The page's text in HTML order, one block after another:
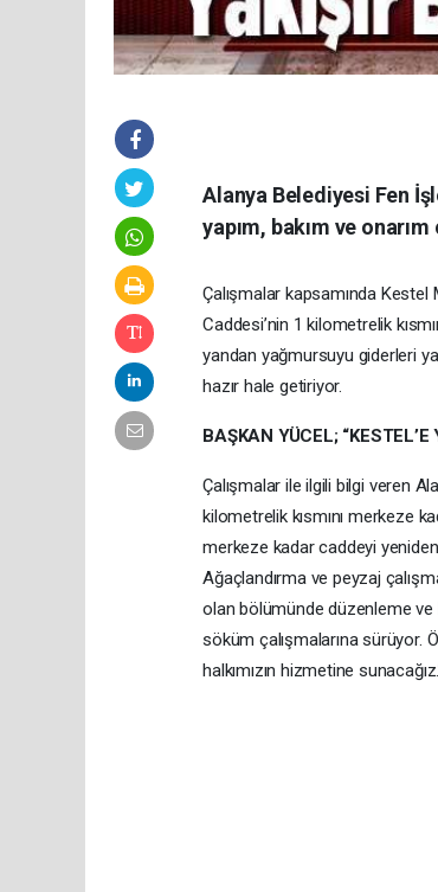
Alanya Belediyesi Fen
yapım, bakım ve
Çalışmalar kapsamında Kestel
Caddesi’nin 1 kilometrelik
yandan yağmursuyu giderleri
hazır hale getiriyor.
BAŞKAN YÜCEL;
Çalışmalar ile ilgili bilgi veren
kilometrelik kısmını merkeze
merkeze kadar caddeyi
Ağaçlandırma ve peyzaj
olan bölümünde düzenleme ve
söküm çalışmalarına sürüyor.
halkımızın hizmetine